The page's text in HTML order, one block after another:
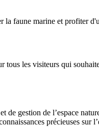
les visiteurs qui
de gestion de l’espace
précieuses sur